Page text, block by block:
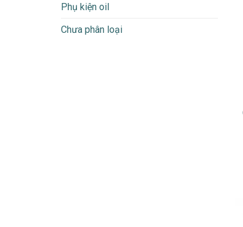
Phụ kiện oil
Chưa phân loại